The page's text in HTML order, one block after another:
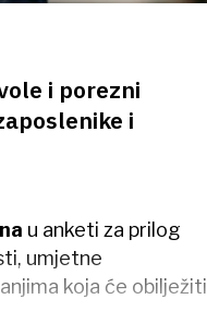
i porezni
i
u anketi za prilog
umjetne
koja će obilježiti